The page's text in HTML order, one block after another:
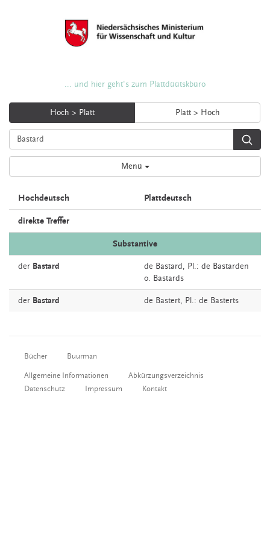
... und hier geht's zum Plattdüütskbüro
Hoch > Platt Platt > Hoch
Menü
Hochdeutsch Plattdeutsch
direkte Treffer
Substantive
der Bastard de Bastard, Pl.: de Bastarden
o. Bastards
der Bastard de Bastert, Pl.: de Basterts
Bücher Buurman
Allgemeine Informationen
Abkürzungsverzeichnis
Datenschutz
Impressum Kontakt